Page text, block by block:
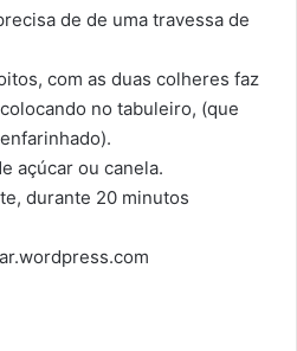
de de uma travessa de
com as duas colheres faz
no tabuleiro, (que
açúcar ou canela.
durante 20 minutos